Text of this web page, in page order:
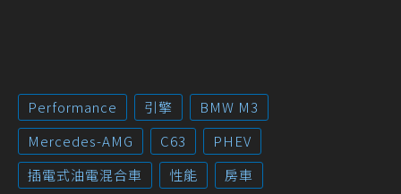
Performance 引擎
BMW M3
Mercedes-AMG
C63
PHEV
插電式油電混合車
性能 房車